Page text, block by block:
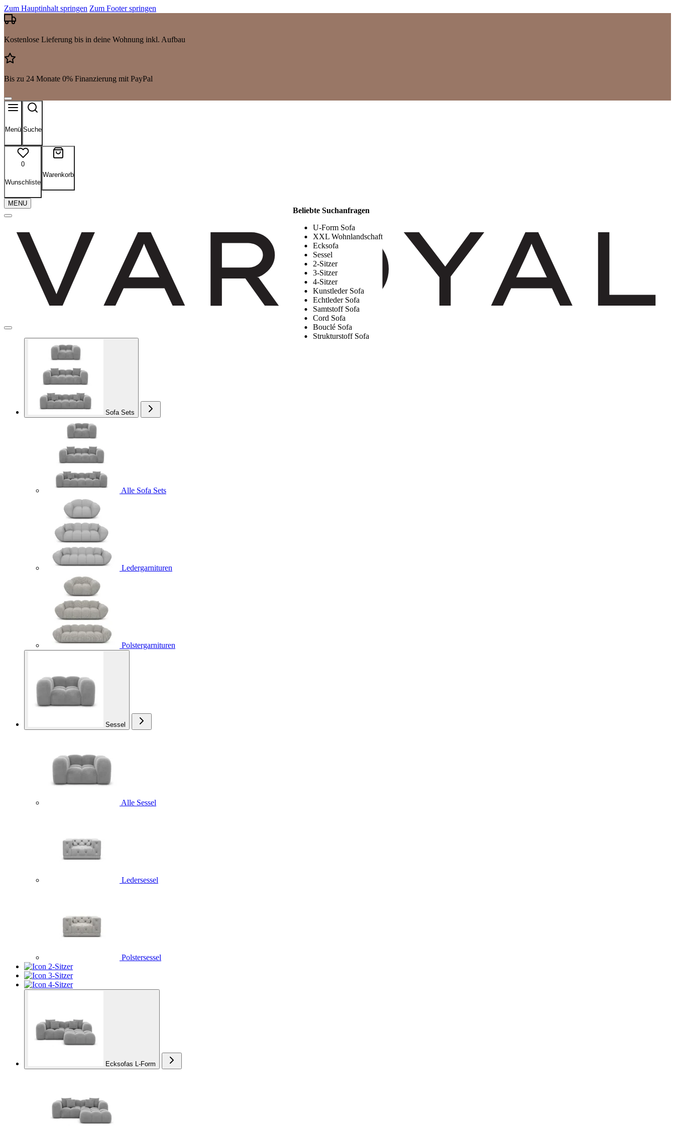
Zum Hauptinhalt springen Zum Footer springen
Kostenlose Lieferung bis in deine Wohnung inkl. Aufbau
Bis zu 24 Monate 0% Finanzierung mit PayPal
Menü Suche
0
Wunschliste
Warenkorb
Beliebte Suchanfragen
U-Form Sofa
XXL Wohnlandschaft
Ecksofa
Sessel
2-Sitzer
3-Sitzer
4-Sitzer
Kunstleder Sofa
Echtleder Sofa
Samtstoff Sofa
Cord Sofa
Bouclé Sofa
Strukturstoff Sofa
Suchergebnisse
MENU
Sofa Sets
Alle Sofa Sets
Ledergarnituren
Polstergarnituren
Sessel
Alle Sessel
Ledersessel
Polstersessel
2-Sitzer
3-Sitzer
4-Sitzer
Ecksofas L-Form